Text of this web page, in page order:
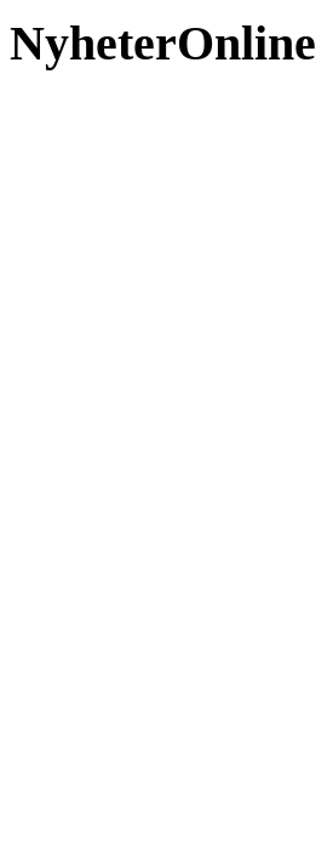
NyheterOnline